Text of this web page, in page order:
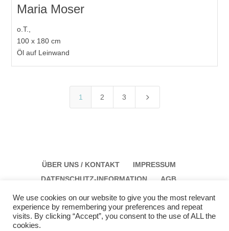
Maria Moser
o.T.,
100 x 180 cm
Öl auf Leinwand
1 2 3 5
ÜBER UNS / KONTAKT
IMPRESSUM
DATENSCHUTZ-INFORMATION
AGB
We use cookies on our website to give you the most relevant
experience by remembering your preferences and repeat
visits. By clicking “Accept”, you consent to the use of ALL the
cookies.